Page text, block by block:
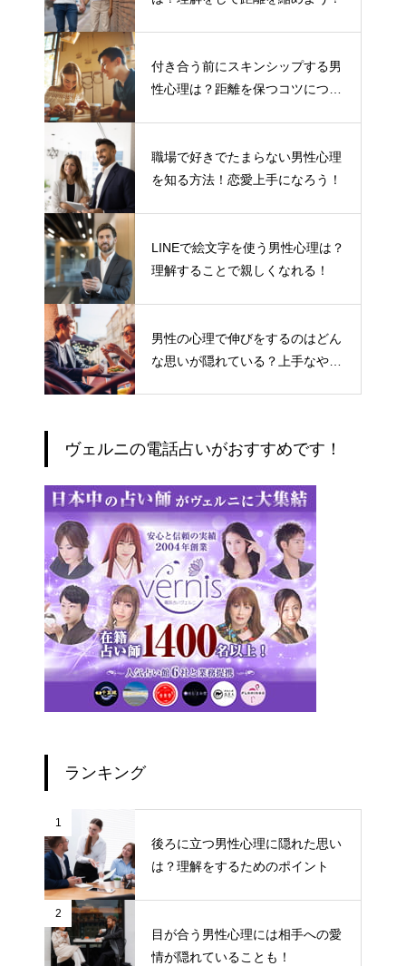
付き合う前にスキンシップする男
性心理は？距離を保つコツについ
職場で好きでたまらない男性心理
を知る方法！恋愛上手になろう！
LINEで絵文字を使う男性心理は？
理解することで親しくなれる！
男性の心理で伸びをするのはどん
な思いが隠れている？上手なやり
ヴェルニの電話占いがおすすめです！
ランキング
1
後ろに立つ男性心理に隠れた思い
は？理解をするためのポイント
2
目が合う男性心理には相手への愛
情が隠れていることも！